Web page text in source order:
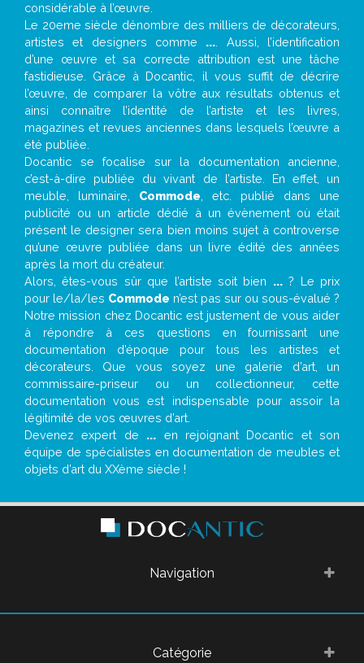
considérable à l’œuvre.
Le 20eme siècle dénombre des milliers de décorateurs,
artistes et designers comme ... . Aussi, l’identification
d’une œuvre et sa correcte attribution est une tâche
fastidieuse. Grâce à Docantic, il vous suffit de décrire
l’œuvre, de comparer la vôtre aux résultats obtenus et
ainsi connaître l’identité de l’artiste et les livres,
magazines et revues anciennes dans lesquels l’œuvre a
été publiée.
Docantic se focalise sur la documentation ancienne,
c’est-à-dire publiée du vivant de l’artiste. En effet, un
meuble, luminaire, Commode , etc. publié dans une
publicité ou un article dédié à un évènement où était
présent le designer sera bien moins sujet à controverse
qu’une œuvre publiée dans un livre édité des années
après la mort du créateur.
Alors, êtes-vous sûr que l’artiste soit bien ...? Le prix
pour le/la/les Commode n’est pas sur ou sous-évalué ?
Notre mission chez Docantic est justement de vous aider
à répondre à ces questions en fournissant une
documentation d’époque pour tous les artistes et
décorateurs. Que vous soyez une galerie d’art, un
commissaire-priseur ou un collectionneur, cette
documentation vous est indispensable pour assoir la
légitimité de vos œuvres d’art.
Devenez expert de ... en rejoignant Docantic et son
équipe de spécialistes en documentation de meubles et
objets d’art du XXème siècle !
Navigation
Catégorie